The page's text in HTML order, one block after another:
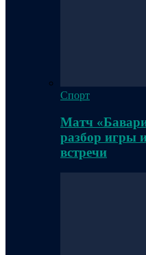
Спорт
Матч
разбор игры
встречи